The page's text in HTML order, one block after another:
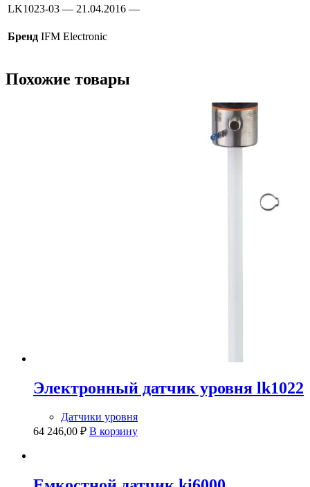
LK1023-03 — 21.04.2016 —
Бренд IFM Electronic
Похожие товары
Электронный датчик уровня lk1022
Датчики уровня
64 246,00 ₽ В корзину